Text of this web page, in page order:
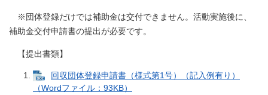
※団体登録だけでは補助金は交付できません。活動実施後に、
補助金交付申請書の提出が必要です。
【提出書類】
回収団体登録申請書（様式第1号）（記入例有り）
（Wordファイル：93KB）